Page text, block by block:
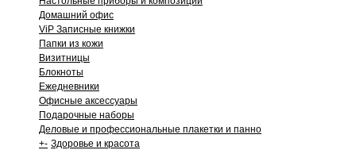
Домашний офис
ViP Записные книжки
Папки из кожи
Визитницы
Блокноты
Ежедневники
Офисные аксессуары
Подарочные наборы
Деловые и профессиональные плакетки и панно
+- Здоровье и красота